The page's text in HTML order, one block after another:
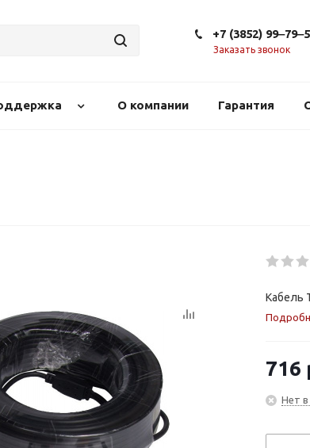
+7 (3852)
Заказать звонок
О компании Гарантия
Кабель
716
Нет в